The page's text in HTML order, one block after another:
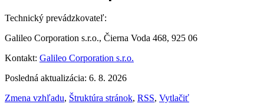
Technický prevádzkovateľ:
Galileo Corporation s.r.o., Čierna Voda 468, 925 06
Kontakt: Galileo Corporation s.r.o.
Posledná aktualizácia: 6. 8. 2026
Zmena vzhľadu, Štruktúra stránok, RSS, Vytlačiť